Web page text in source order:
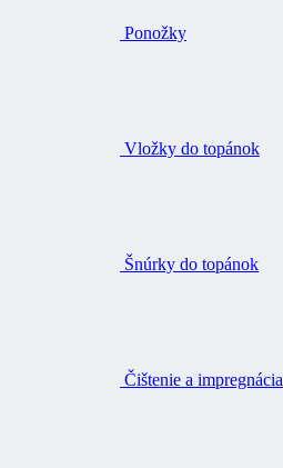
Ponožky
Vložky do topánok
Šnúrky do topánok
Čištenie a impregnácia